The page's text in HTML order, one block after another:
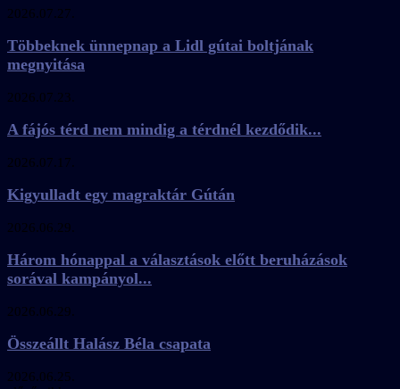
2026.07.27.
Többeknek ünnepnap a Lidl gútai boltjának
megnyitása
2026.07.23.
A fájós térd nem mindig a térdnél kezdődik...
2026.07.17.
Kigyulladt egy magraktár Gútán
2026.06.29.
Három hónappal a választások előtt beruházások
sorával kampányol...
2026.06.29.
Összeállt Halász Béla csapata
2026.06.25.